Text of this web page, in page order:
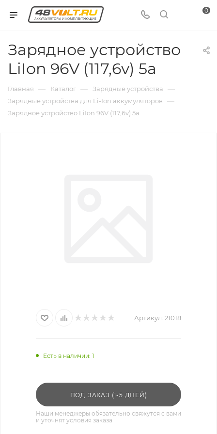
0
Зарядное устройство
LiIon 96V (117,6v) 5a
Главная — Каталог — Зарядные устройства —
Зарядные устройства для Li-Ion аккумуляторов —
Зарядное устройство LiIon 96V (117,6v) 5a
Артикул: 21018
Есть в наличии: 1
ПОД ЗАКАЗ (1-5 ДНЕЙ)
Наши менеджеры обязательно свяжутся с вами
и уточнят условия заказа